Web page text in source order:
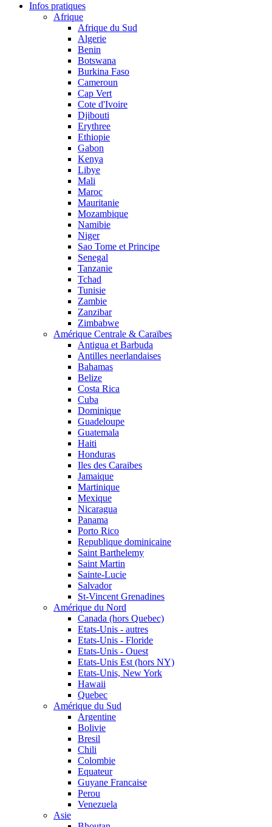
Infos pratiques
Afrique
Afrique du Sud
Algerie
Benin
Botswana
Burkina Faso
Cameroun
Cap Vert
Cote d'Ivoire
Djibouti
Erythree
Ethiopie
Gabon
Kenya
Libye
Mali
Maroc
Mauritanie
Mozambique
Namibie
Niger
Sao Tome et Principe
Senegal
Tanzanie
Tchad
Tunisie
Zambie
Zanzibar
Zimbabwe
Amérique Centrale & Caraïbes
Antigua et Barbuda
Antilles neerlandaises
Bahamas
Belize
Costa Rica
Cuba
Dominique
Guadeloupe
Guatemala
Haiti
Honduras
Iles des Caraibes
Jamaique
Martinique
Mexique
Nicaragua
Panama
Porto Rico
Republique dominicaine
Saint Barthelemy
Saint Martin
Sainte-Lucie
Salvador
St-Vincent Grenadines
Amérique du Nord
Canada (hors Quebec)
Etats-Unis - autres
Etats-Unis - Floride
Etats-Unis - Ouest
Etats-Unis Est (hors NY)
Etats-Unis, New York
Hawaii
Quebec
Amérique du Sud
Argentine
Bolivie
Bresil
Chili
Colombie
Equateur
Guyane Francaise
Perou
Venezuela
Asie